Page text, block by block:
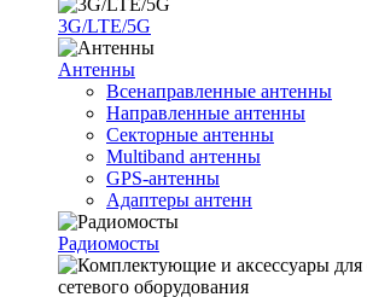
3G/LTE/5G
Антенны
Всенаправленные антенны
Направленные антенны
Секторные антенны
Multiband антенны
GPS-антенны
Адаптеры антенн
Радиомосты